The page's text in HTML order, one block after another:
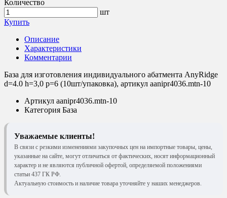
Количество
шт
Купить
Описание
Характеристики
Комментарии
База для изготовления индивидуального абатмента AnyRidge
d=4.0 h=3,0 p=6 (10шт/упаковка), артикул aanipr4036.mtn-10
Артикул aanipr4036.mtn-10
Категория База
Уважаемые клиенты!
В связи с резкими изменениями закупочных цен на импортные товары, цены,
указанные на сайте, могут отличаться от фактических, носят информационный
характер и не являются публичной офертой, определяемой положениями
статьи 437 ГК РФ.
Актуальную стоимость и наличие товара уточняйте у наших менеджеров.